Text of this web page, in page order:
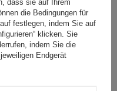
dass sie auf Ihrem
die Bedingungen für
festlegen, indem Sie auf
klicken. Sie
indem Sie die
Endgerät